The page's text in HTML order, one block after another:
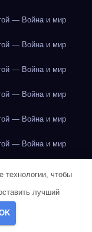
— Война и мир
— Война и мир
— Война и мир
— Война и мир
— Война и мир
— Война и мир
Лондон Лондон
Лондон
технологии, чтобы
лучший